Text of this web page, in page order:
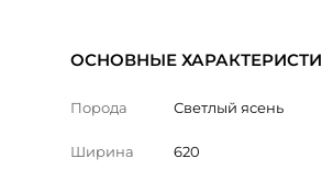
ОСНОВНЫЕ
Порода Светлый ясень
Ширина 620